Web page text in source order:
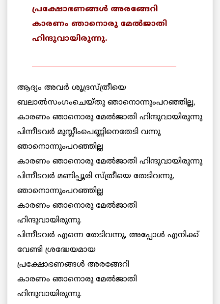
പ്രക്ഷോഭണങ്ങള്‍ അരങ്ങേറി
കാരണം ഞാനൊരു മേല്‍ജാതി
ഹിന്ദുവായിരുന്നു.
ആദ്യം അവര്‍ ശൂദ്രസ്ത്രീയെ
ബലാല്‍സംഗംചെയ്തു ഞാനൊന്നുംപറഞ്ഞില്ല,
കാരണം ഞാനൊരു മേല്‍ജാതി ഹിന്ദുവായിരുന്നു
പിന്നീടവര്‍ മുസ്ലീംപെണ്ണിനെതേടി വന്നു
ഞാനൊന്നുംപറഞ്ഞില്ല
കാരണം ഞാനൊരു മേല്‍ജാതി ഹിന്ദുവായിരുന്നു
പിന്നീടവര്‍ മണിപ്പൂരി സ്ത്രീയെ തേടിവന്നു,
ഞാനൊന്നുംപറഞ്ഞില്ല
കാരണം ഞാനൊരു മേല്‍ജാതി
ഹിന്ദുവായിരുന്നു.
പിന്നീടവര്‍ എന്നെ തേടിവന്നു, അപ്പോള്‍ എനിക്ക്
വേണ്ടി ശ്രദ്ധേയമായ
പ്രക്ഷോഭണങ്ങള്‍ അരങ്ങേറി
കാരണം ഞാനൊരു മേല്‍ജാതി
ഹിന്ദുവായിരുന്നു.